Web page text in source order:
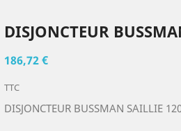
DISJONCTEUR
186,72 €
TTC
DISJONCTEUR BUSSMAN SAILLIE